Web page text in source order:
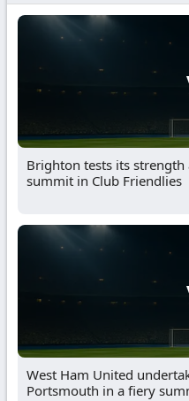
Brighton tests its strength
summit in Club Friendlies
West Ham United
Portsmouth in a fiery